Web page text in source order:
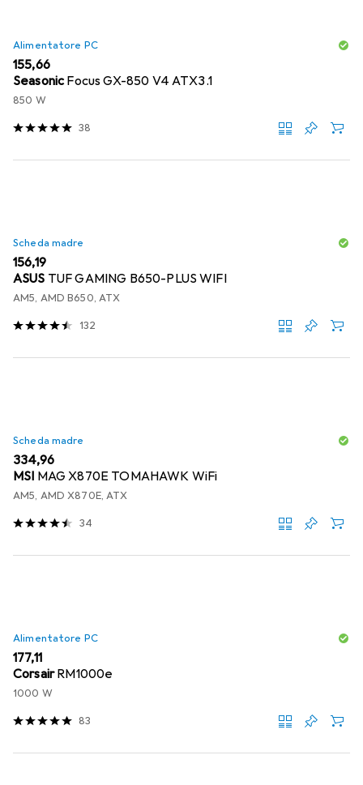
Alimentatore PC
EUR
155,66
SeasonicFocus GX-850 V4 ATX3.1
850 W
38
Scheda madre
EUR
156,19
ASUS TUF GAMING B650-PLUS WIFI
AM5, AMD B650, ATX
132
Scheda madre
EUR
334,96
MSI MAG X870E TOMAHAWK WiFi
AM5, AMD X870E, ATX
34
Alimentatore PC
EUR
177,11
CorsairRM1000e
1000 W
83